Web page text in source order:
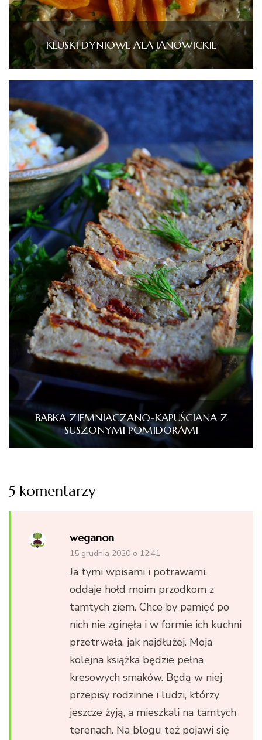
KLUSKI DYNIOWE A’LA JANOWICKIE
BABKA ZIEMNIACZANO-KAPUŚCIANA Z
SUSZONYMI POMIDORAMI
5 komentarzy
weganon
15 grudnia 2020 o 12:41
Ja tymi wpisami i potrawami,
oddaje hołd moim przodkom z
tamtych ziem. Chce by pamięć po
nich nie zginęła i w formie ich kuchni
przetrwała, jak najdłużej. Moja
kolejna książka będzie pełna
kresowych smaków. Będą w niej
przepisy rodzinne i ludzi, którzy
jeszcze żyją, a mieszkali na tamtych
terenach. Na blogu też pojawi się